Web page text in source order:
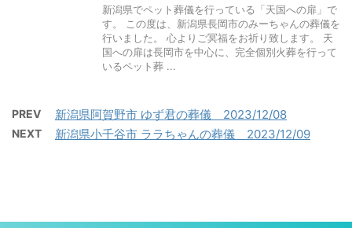
新潟県でペット葬儀を行っている「天国への扉」で
す。 この度は、新潟県長岡市のみーちゃんの葬儀を
行いました。 心よりご冥福をお祈り致します。 天
国への扉は長岡市を中心に、完全個別火葬を行って
いるペット葬 ...
PREV 新潟県阿賀野市 ゆず君の葬儀 2023/12/08
NEXT 新潟県小千谷市 ララちゃんの葬儀 2023/12/09